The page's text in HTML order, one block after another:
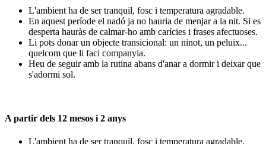
L'ambient ha de ser tranquil, fosc i temperatura agradable.
En aquest període el nadó ja no hauria de menjar a la nit. Si es
desperta hauràs de calmar-ho amb carícies i frases afectuoses.
Li pots donar un objecte transicional: un ninot, un peluix...
quelcom que li faci companyia.
Heu de seguir amb la rutina abans d'anar a dormir i deixar que
s'adormi sol.
A partir dels 12 mesos i 2 anys
L'ambient ha de ser tranquil, fosc i temperatura agradable.